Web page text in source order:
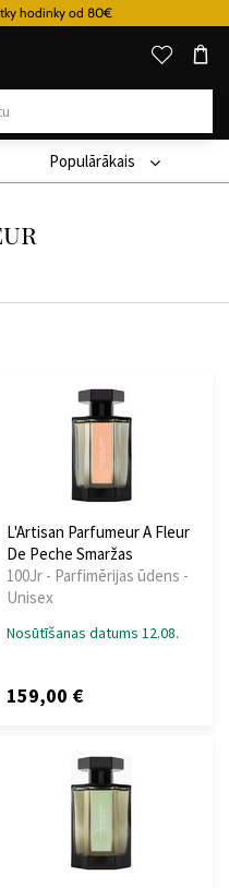
hodinky od 80€
Populārākais
L'Artisan Parfumeur A Fleur
De Peche Smaržas
100Jr - Parfimērijas ūdens -
Unisex
Nosūtīšanas datums 12.08.
159,00 €